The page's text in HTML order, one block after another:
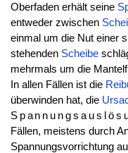
Oberfaden erhält seine
entweder zwischen
einmal um die Nut einer
stehenden Scheibe
mehrmals um die
In allen Fällen ist die
überwinden hat, die
Fällen, meistens durch
Spannungsvorrichtung